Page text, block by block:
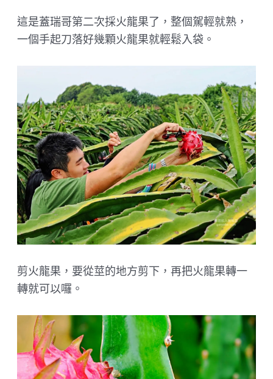
這是蓋瑞哥第二次採火龍果了，整個駕輕就熟，
一個手起刀落好幾顆火龍果就輕鬆入袋。
剪火龍果，要從莖的地方剪下，再把火龍果轉一
轉就可以囉。